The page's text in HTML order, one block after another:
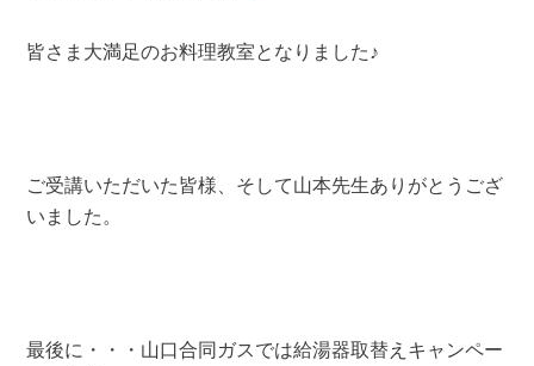
皆さま大満足のお料理教室となりました♪
ご受講いただいた皆様、そして山本先生ありがとうござ
いました。
最後に・・・山口合同ガスでは給湯器取替えキャンペー